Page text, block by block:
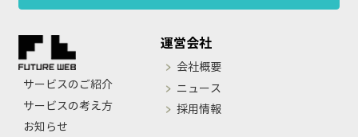
サービスのご紹介
サービスの考え方
お知らせ
運営会社
会社概要
ニュース
採用情報